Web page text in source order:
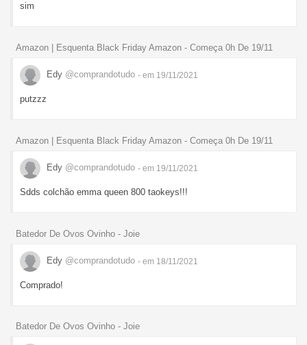
sim
Amazon | Esquenta Black Friday Amazon - Começa 0h De 19/11
Edy @comprandotudo - em 19/11/2021
putzzz
Amazon | Esquenta Black Friday Amazon - Começa 0h De 19/11
Edy @comprandotudo - em 19/11/2021
Sdds colchão emma queen 800 taokeys!!!
Batedor De Ovos Ovinho - Joie
Edy @comprandotudo - em 18/11/2021
Comprado!
Batedor De Ovos Ovinho - Joie